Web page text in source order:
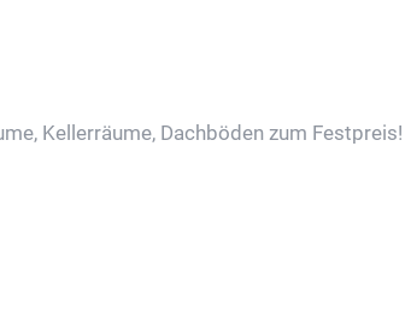
Kellerräume, Dachböden zum Festpreis!